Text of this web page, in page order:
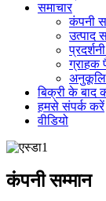
समाचार
कंपनी
उत्पाद
ग्राहक
बिक्री के बाद
हमसे संपर्क करें
वीडियो
कंपनी सम्मान